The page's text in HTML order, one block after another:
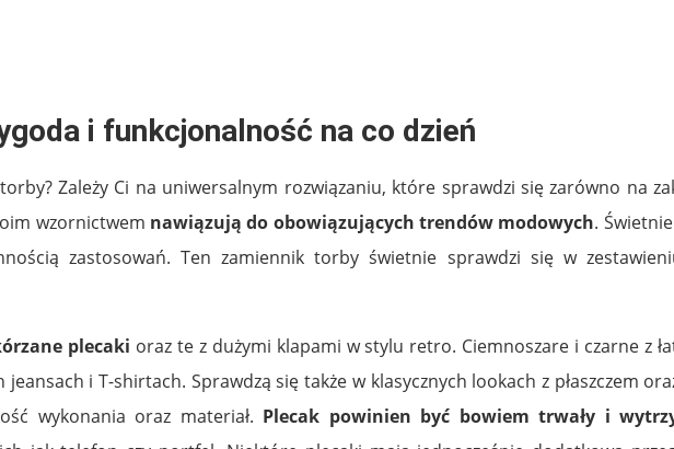
i funkcjonalność na co dzień
Zależy Ci na uniwersalnym rozwiązaniu, które sprawdzi się zarówno na
wzornictwem nawiązują do obowiązujących trendów modowych.
zastosowań. Ten zamiennik torby świetnie sprawdzi się w
plecaki oraz te z dużymi klapami w stylu retro. Ciemnoszare i czarne z
i T-shirtach. Sprawdzą się także w klasycznych lookach z płaszczem
wykonania oraz materiał. Plecak powinien być bowiem trwały i